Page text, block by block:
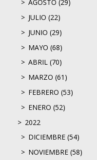
AGOSTO (29)
JULIO (22)
JUNIO (29)
MAYO (68)
ABRIL (70)
MARZO (61)
FEBRERO (53)
ENERO (52)
2022
DICIEMBRE (54)
NOVIEMBRE (58)